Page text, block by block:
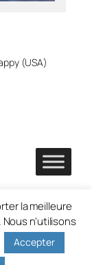
(USA)
la meilleure
n'utilisons
Accepter